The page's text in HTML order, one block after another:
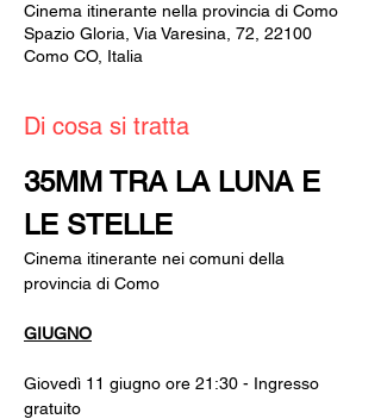
Cinema itinerante nella provincia di Como
Spazio Gloria, Via Varesina, 72, 22100
Como CO, Italia
Di cosa si tratta
35MM TRA LA LUNA E
LE STELLE
Cinema itinerante nei comuni della
provincia di Como
GIUGNO
Giovedì 11 giugno ore 21:30 - Ingresso
gratuito